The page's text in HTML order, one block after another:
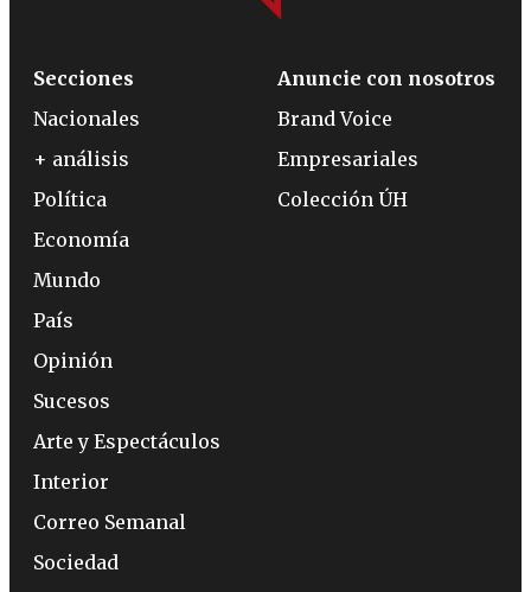
Secciones
Nacionales
+ análisis
Política
Economía
Mundo
País
Opinión
Sucesos
Arte y Espectáculos
Interior
Correo Semanal
Sociedad
Anuncie con nosotros
Brand Voice
Empresariales
Colección ÚH